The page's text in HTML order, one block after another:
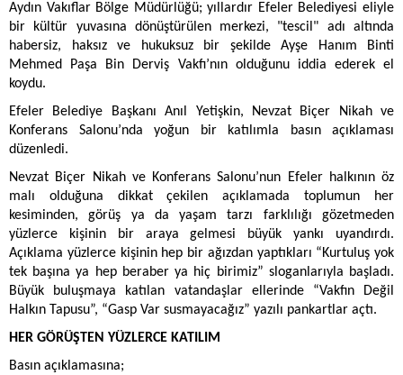
Aydın Vakıflar Bölge Müdürlüğü; yıllardır Efeler Belediyesi eliyle
bir kültür yuvasına dönüştürülen merkezi, "tescil" adı altında
habersiz, haksız ve hukuksuz bir şekilde Ayşe Hanım Binti
Mehmed Paşa Bin Derviş Vakfı’nın olduğunu iddia ederek el
koydu.
Efeler Belediye Başkanı Anıl Yetişkin, Nevzat Biçer Nikah ve
Konferans Salonu’nda yoğun bir katılımla basın açıklaması
düzenledi.
Nevzat Biçer Nikah ve Konferans Salonu’nun Efeler halkının öz
malı olduğuna dikkat çekilen açıklamada toplumun her
kesiminden, görüş ya da yaşam tarzı farklılığı gözetmeden
yüzlerce kişinin bir araya gelmesi büyük yankı uyandırdı.
Açıklama yüzlerce kişinin hep bir ağızdan yaptıkları “Kurtuluş yok
tek başına ya hep beraber ya hiç birimiz” sloganlarıyla başladı.
Büyük buluşmaya katılan vatandaşlar ellerinde “Vakfın Değil
Halkın Tapusu”, “Gasp Var susmayacağız” yazılı pankartlar açtı.
HER GÖRÜŞTEN YÜZLERCE KATILIM
Basın açıklamasına;